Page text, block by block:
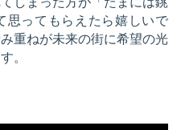
ってもらえたら嬉しいで
重ねが未来の街に希望の光
。